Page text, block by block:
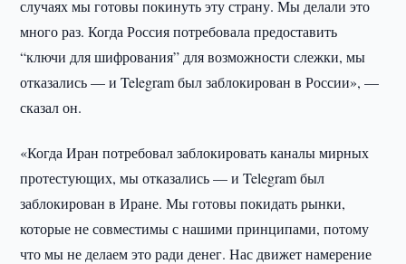
случаях мы готовы покинуть эту страну. Мы делали это
много раз. Когда Россия потребовала предоставить
“ключи для шифрования” для возможности слежки, мы
отказались — и Telegram был заблокирован в России», —
сказал он.
«Когда Иран потребовал заблокировать каналы мирных
протестующих, мы отказались — и Telegram был
заблокирован в Иране. Мы готовы покидать рынки,
которые не совместимы с нашими принципами, потому
что мы не делаем это ради денег. Нас движет намерение